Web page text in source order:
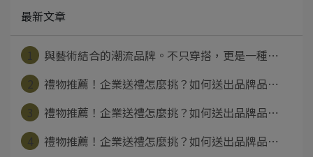
最新文章
與藝術結合的潮流品牌。不只穿搭，更是一種⋯
禮物推薦！企業送禮怎麼挑？如何送出品牌品⋯
禮物推薦！企業送禮怎麼挑？如何送出品牌品⋯
禮物推薦！企業送禮怎麼挑？如何送出品牌品⋯